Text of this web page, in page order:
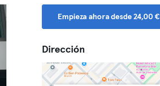
Empieza ahora desde 24,00 €
Dirección